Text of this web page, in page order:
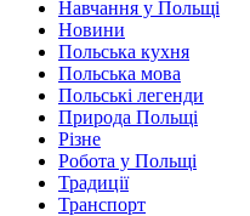
Навчання у Польщі
Новини
Польська кухня
Польська мова
Польські легенди
Природа Польщі
Різне
Робота у Польщі
Традиції
Транспорт